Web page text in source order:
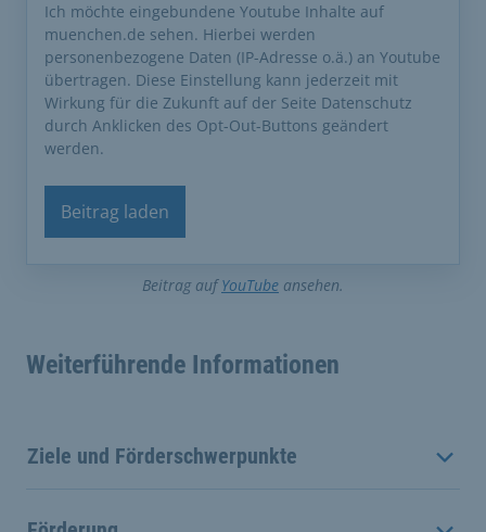
Ich möchte eingebundene Youtube Inhalte auf
muenchen.de sehen. Hierbei werden
personenbezogene Daten (IP-Adresse o.ä.) an Youtube
übertragen. Diese Einstellung kann jederzeit mit
Wirkung für die Zukunft auf der Seite Datenschutz
durch Anklicken des Opt-Out-Buttons geändert
werden.
Beitrag laden
Beitrag aufYouTube ansehen.
Weiterführende Informationen
Ziele und Förderschwerpunkte